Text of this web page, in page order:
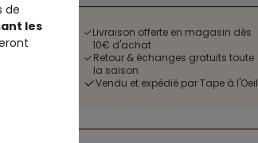
Livraison offerte en magasin dès
10€ d'achat
Retour & échanges gratuits toute
la saison
Vendu et expédié par Tape à l'Oeil
de
les